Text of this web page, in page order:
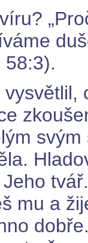
58:3).
mu a